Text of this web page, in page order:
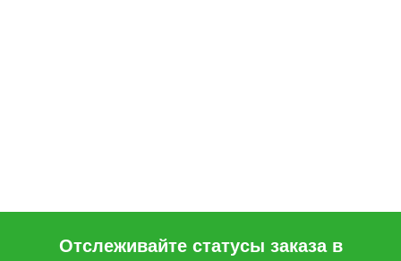
Отслеживайте статусы заказа в